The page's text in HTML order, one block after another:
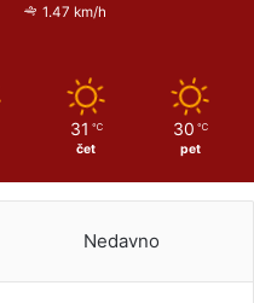
1.47 km/h
31 ℃
čet
30 ℃
pet
Nedavno